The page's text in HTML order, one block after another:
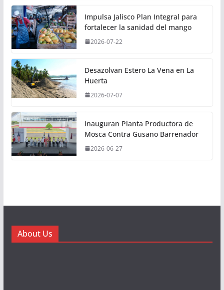
Impulsa Jalisco Plan Integral para
fortalecer la sanidad del mango
2026-07-22
Desazolvan Estero La Vena en La
Huerta
2026-07-07
Inauguran Planta Productora de
Mosca Contra Gusano Barrenador
2026-06-27
About Us